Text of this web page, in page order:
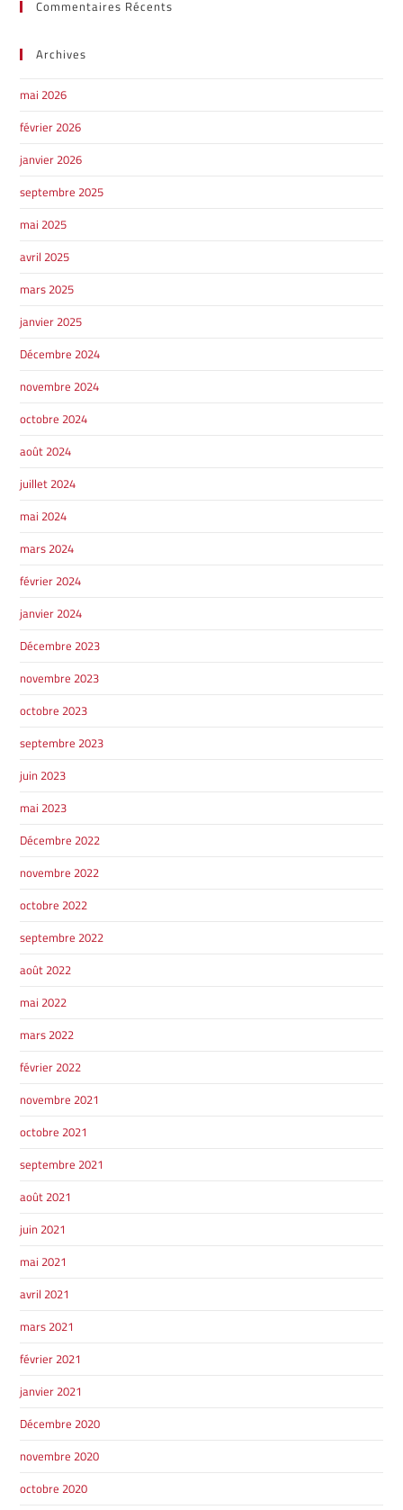
Commentaires Récents
Archives
mai 2026
février 2026
janvier 2026
septembre 2025
mai 2025
avril 2025
mars 2025
janvier 2025
Décembre 2024
novembre 2024
octobre 2024
août 2024
juillet 2024
mai 2024
mars 2024
février 2024
janvier 2024
Décembre 2023
novembre 2023
octobre 2023
septembre 2023
juin 2023
mai 2023
Décembre 2022
novembre 2022
octobre 2022
septembre 2022
août 2022
mai 2022
mars 2022
février 2022
novembre 2021
octobre 2021
septembre 2021
août 2021
juin 2021
mai 2021
avril 2021
mars 2021
février 2021
janvier 2021
Décembre 2020
novembre 2020
octobre 2020
VICTORIAVILLE